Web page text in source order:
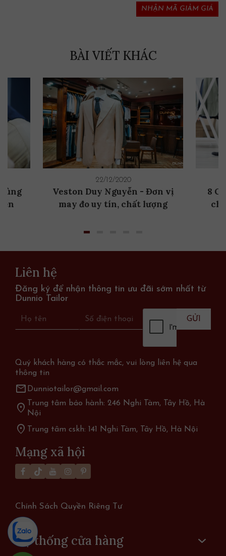
NHẬN MÃ GIẢM GIÁ
BÀI VIẾT KHÁC
22/12/2020
Veston Duy Nguyễn - Đơn vị
may đo uy tín, chất lượng
8
Liên hệ
Đăng ký để nhận thông tin ưu đãi sớm nhất từ
Dunnio Tailor
Quý khách hàng có thắc mắc, vui lòng liên hệ qua
thông tin
mail Dunniotailor@gmail.com
location_on
Trung tâm bảo hành: 246 Nghi Tàm, Tây Hồ, Hà
Nội
location_on Trung tâm cskh: 141 Nghi Tàm, Tây Hồ, Hà Nội
Mạng xã hội
Chính Sách Quyền Riêng Tư
Hệ thống cửa hàng